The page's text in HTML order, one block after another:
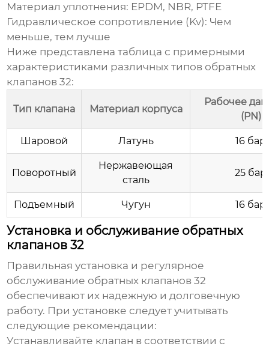
Материал уплотнения: EPDM, NBR, PTFE
Гидравлическое сопротивление (Kv): Чем
меньше, тем лучше
Ниже представлена таблица с примерными
характеристиками различных типов обратных
клапанов 32:
Тип клапана Материал корпуса
Рабочее
(PN)
Шаровой Латунь 16 бар
Поворотный
Нержавеющая
сталь
25 бар
Подъемный Чугун 16 бар
Установка и обслуживание обратных
клапанов 32
Правильная установка и регулярное
обслуживание обратных клапанов 32
обеспечивают их надежную и долговечную
работу. При установке следует учитывать
следующие рекомендации:
Устанавливайте клапан в соответствии с